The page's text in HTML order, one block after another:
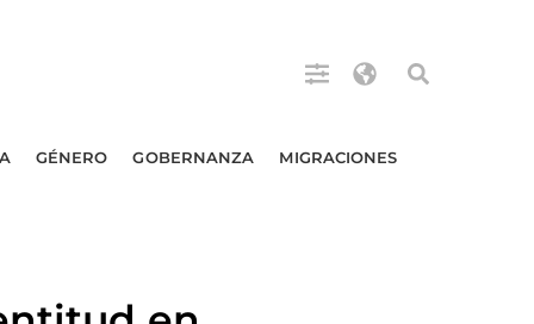
GÉNERO GOBERNANZA MIGRACIONES